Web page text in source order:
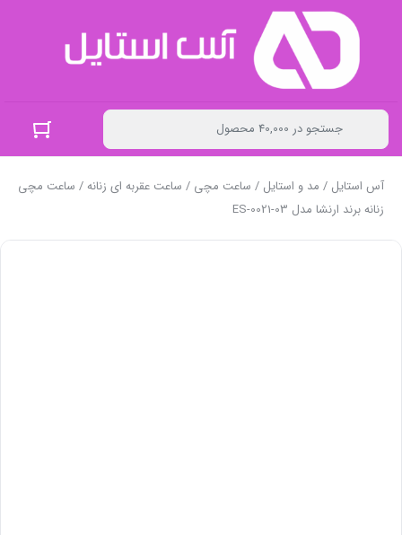
آس استایل / مد و استایل / ساعت مچی / ساعت عقربه ای زنانه/ ساعت مچی
زنانه برند ارنشا مدل ES-0021-03